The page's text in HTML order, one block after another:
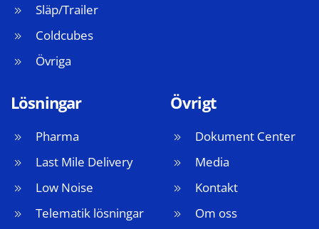
Släp/Trailer
Coldcubes
Övriga
Lösningar
Pharma
Last Mile Delivery
Low Noise
Telematik lösningar
Övrigt
Dokument Center
Media
Kontakt
Om oss